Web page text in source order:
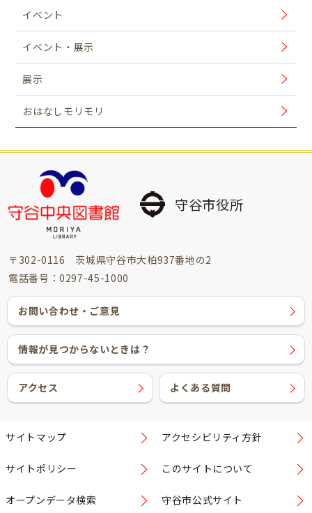
イベント
イベント・展示
展示
おはなしモリモリ
守谷市役所
〒302-0116 茨城県守谷市大柏937番地の2
電話番号：0297-45-1000
お問い合わせ・ご意見
情報が見つからないときは？
アクセス よくある質問
サイトマップ アクセシビリティ方針
サイトポリシー このサイトについて
オープンデータ検索 守谷市公式サイト